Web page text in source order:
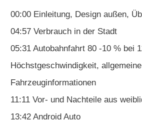
00:00 Einleitung, Design außen,
04:57 Verbrauch in der Stadt
05:31 Autobahnfahrt 80 -10 % bei
Höchstgeschwindigkeit, allgemeine
Fahrzeuginformationen
11:11 Vor- und Nachteile aus
13:42 Android Auto